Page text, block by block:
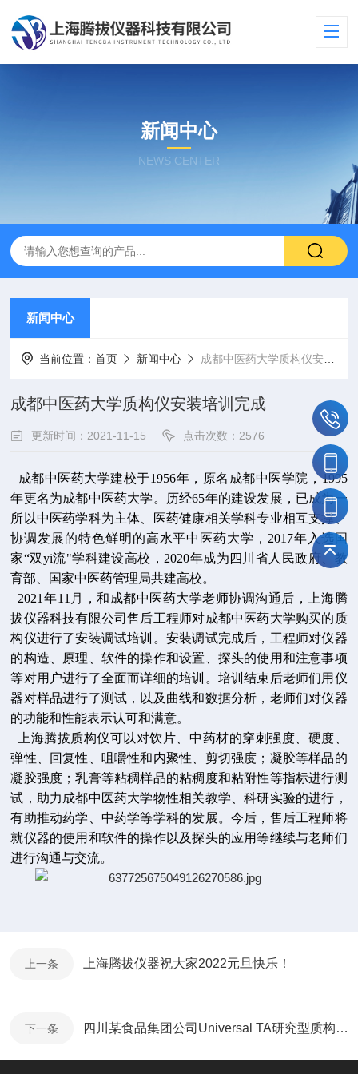
新闻中心
NEWS CENTER
新闻中心
当前位置：首页 新闻中心 成都中医药大学质构仪安装培训完成
成都中医药大学质构仪安装培训完成
更新时间：2021-11-15 点击次数：2576
成都中医药大学建校于1956年，原名成都中医学院，1995
年更名为成都中医药大学。历经65年的建设发展，已成为一
所以中医药学科为主体、医药健康相关学科专业相互支撑、
协调发展的特色鲜明的高水平中医药大学，2017年入选国
家“双yi流"学科建设高校，2020年成为四川省人民政府、教
育部、国家中医药管理局共建高校。
2021年11月，和成都中医药大学老师协调沟通后，上海腾
拔仪器科技有限公司售后工程师对成都中医药大学购买的质
构仪进行了安装调试培训。安装调试完成后，工程师对仪器
的构造、原理、软件的操作和设置、探头的使用和注意事项
等对用户进行了全面而详细的培训。培训结束后老师们用仪
器对样品进行了测试，以及曲线和数据分析，老师们对仪器
的功能和性能表示认可和满意。
上海腾拔质构仪可以对饮片、中药材的穿刺强度、硬度、
弹性、回复性、咀嚼性和内聚性、剪切强度；凝胶等样品的
凝胶强度；乳膏等粘稠样品的粘稠度和粘附性等指标进行测
试，助力成都中医药大学物性相关教学、科研实验的进行，
有助推动药学、中药学等学科的发展。今后，售后工程师将
就仪器的使用和软件的操作以及探头的应用等继续与老师们
进行沟通与交流。
上一条 上海腾拔仪器祝大家2022元旦快乐！
下一条 四川某食品集团公司Universal TA研究型质构仪安装培训完成